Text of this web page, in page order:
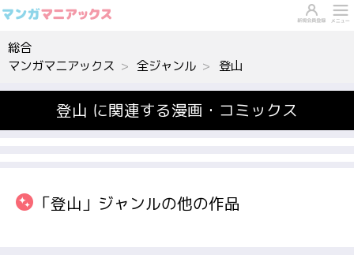
総合
マンガマニアックス
全ジャンル 登山
登山 に関連する漫画・コミックス
「登山」ジャンルの他の作品